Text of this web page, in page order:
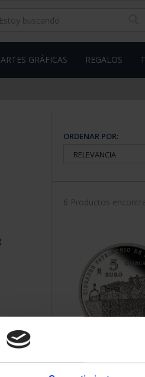
ARTES GRÁFICAS REGALOS
ORDENAR POR:
6 Productos